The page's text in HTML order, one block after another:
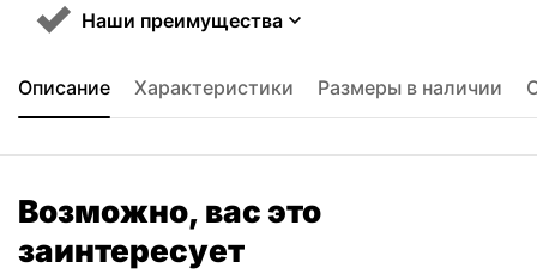
Наши преимущества
Описание Характеристики Размеры в наличии
Возможно, вас это
заинтересует